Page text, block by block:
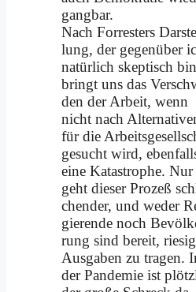
gang­bar.
Nach For­re­sters
lung, der ge­gen­über
na­tür­lich skep­tisch
bringt uns das
den der Ar­beit, wenn
nicht nach
für die
ge­sucht wird,
ei­ne Ka­ta­stro­phe. Nur
geht die­ser Pro­zeß
chen­der, und we­der
gie­ren­de noch
rung sind be­reit,
Aus­ga­ben zu tra­gen.
der Pan­de­mie ist